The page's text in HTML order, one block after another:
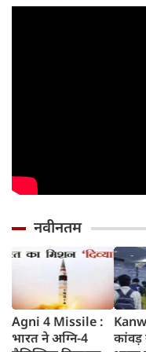
नवीनतम
Agni 4 Missile :
भारत ने अग्नि-4
कांवड़